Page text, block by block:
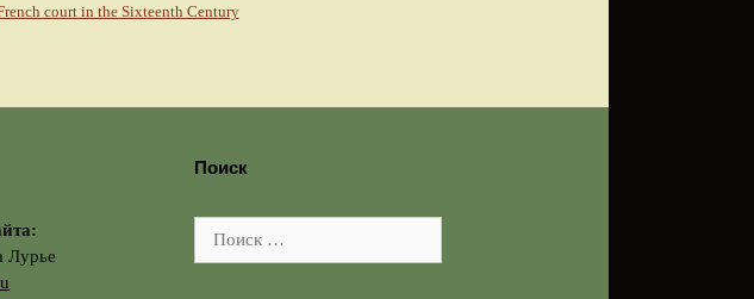
court in the Sixteenth Century
Лурье
Поиск
Поиск: